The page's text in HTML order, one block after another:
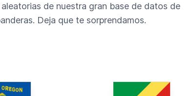
aleatorias de nuestra gran base de datos de
Deja que te sorprendamos.